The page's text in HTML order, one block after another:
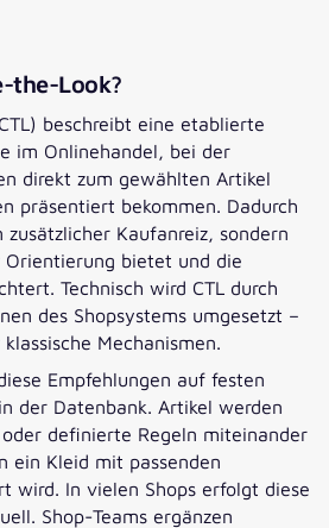
the-Look?
beschreibt eine etablierte
im Onlinehandel, bei der
direkt zum gewählten Artikel
präsentiert bekommen. Dadurch
Kaufanreiz, sondern
Orientierung bietet und die
Technisch wird CTL durch
des Shopsystems umgesetzt –
Mechanismen.
Empfehlungen auf festen
der Datenbank. Artikel werden
definierte Regeln miteinander
ein Kleid mit passenden
wird. In vielen Shops erfolgt diese
Shop-Teams ergänzen